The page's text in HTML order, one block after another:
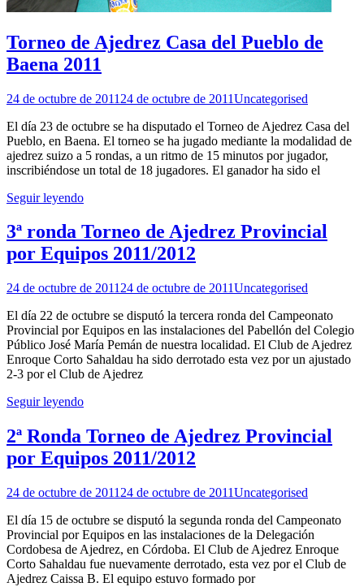
Torneo de Ajedrez Casa del Pueblo de
Baena 2011
24 de octubre de 2011 24 de octubre de 2011Uncategorised
El día 23 de octubre se ha disputado el Torneo de Ajedrez Casa del
Pueblo, en Baena. El torneo se ha jugado mediante la modalidad de
ajedrez suizo a 5 rondas, a un ritmo de 15 minutos por jugador,
inscribiéndose un total de 18 jugadores. El ganador ha sido el
Seguir leyendo
3ª ronda Torneo de Ajedrez Provincial
por Equipos 2011/2012
24 de octubre de 2011 24 de octubre de 2011Uncategorised
El día 22 de octubre se disputó la tercera ronda del Campeonato
Provincial por Equipos en las instalaciones del Pabellón del Colegio
Público José María Pemán de nuestra localidad. El Club de Ajedrez
Enroque Corto Sahaldau ha sido derrotado esta vez por un ajustado
2-3 por el Club de Ajedrez
Seguir leyendo
2ª Ronda Torneo de Ajedrez Provincial
por Equipos 2011/2012
24 de octubre de 2011 24 de octubre de 2011Uncategorised
El día 15 de octubre se disputó la segunda ronda del Campeonato
Provincial por Equipos en las instalaciones de la Delegación
Cordobesa de Ajedrez, en Córdoba. El Club de Ajedrez Enroque
Corto Sahaldau fue nuevamente derrotado, esta vez por el Club de
Ajedrez Caissa B. El equipo estuvo formado por